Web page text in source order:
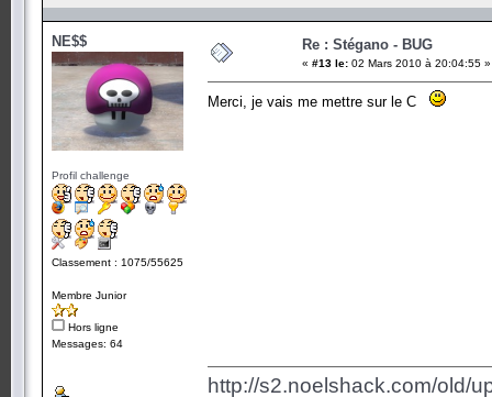
NE$$
Profil challenge
Classement : 1075/55625
Membre Junior
Hors ligne
Messages: 64
Re : Stégano - BUG
« #13 le: 02 Mars 2010 à 20:04:55 »
Merci, je vais me mettre sur le C
http://s2.noelshack.com/old/